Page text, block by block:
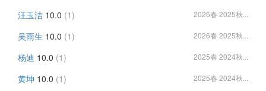
汪玉洁 10.0 (1) 2026春 2025秋...
吴雨生 10.0 (1) 2026春 2025秋...
杨迪 10.0 (1) 2025春 2024秋...
黄坤 10.0 (1) 2025春 2024秋...